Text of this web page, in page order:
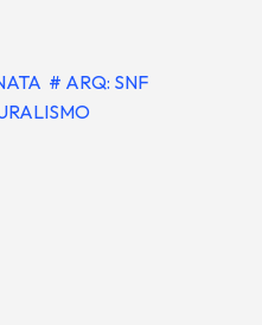
# ARQ: SNF